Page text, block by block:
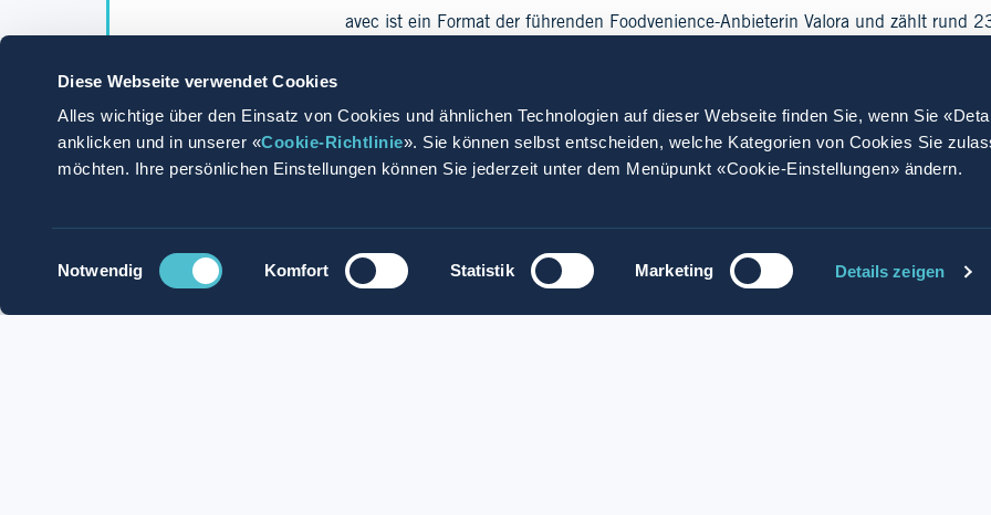
Diese Webseite verwendet Cookies
Alles wichtige über den Einsatz von Cookies und ähnlichen Technologien auf dieser Webseite finden Sie, wenn Sie
anklicken und in unserer «Cookie-Richtlinie». Sie können selbst entscheiden, welche Kategorien von Cookies Sie
möchten. Ihre persönlichen Einstellungen können Sie jederzeit unter dem Menüpunkt «Cookie-Einstellungen» ändern.
Einwilligungsauswahl
Notwendig Komfort Statistik Marketing Details zeigen
avec ist ein Format der führenden Foodvenience-Anbieterin Valora und zählt rund
Gestalte mit uns die Zukunft und werde zum Glücksbringer.
Mehr lesen
Jetzt bewerben Mit Whatsapp bewerben